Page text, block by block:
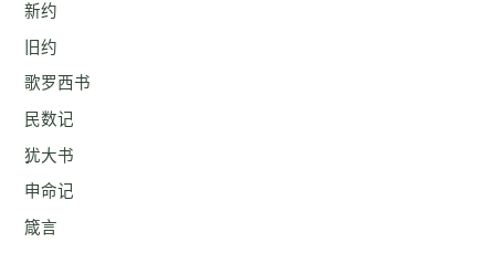
新约
旧约
歌罗西书
民数记
犹大书
申命记
箴言